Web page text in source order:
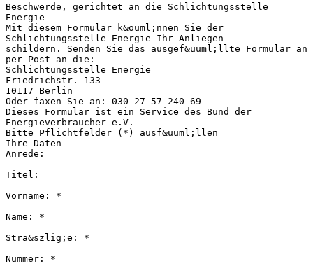
Beschwerde, gerichtet an die Schlichtungsstelle
Energie
Mit diesem Formular k&ouml;nnen Sie der
Schlichtungsstelle Energie Ihr Anliegen
schildern. Senden Sie das ausgef&uuml;llte Formular an
per Post an die:
Schlichtungsstelle Energie
Friedrichstr. 133
10117 Berlin
Oder faxen Sie an: 030 27 57 240 69
Dieses Formular ist ein Service des Bund der
Energieverbraucher e.V.
Bitte Pflichtfelder (*) ausf&uuml;llen
Ihre Daten
Anrede:
Titel:
Vorname: *
Name: *
Stra&szlig;e: *
Nummer: *